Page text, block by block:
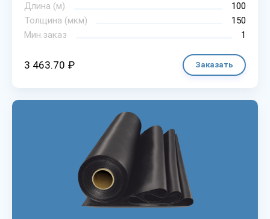
Длина (м)
100
Толщина (мкм)
150
Мин.заказ
1
3 463.70 ₽ Заказать